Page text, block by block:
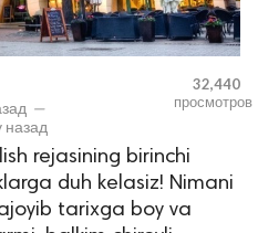
—
назад
32,440
просмотров
rejasining birinchi
duh kelasiz! Nimani
tarixga boy va